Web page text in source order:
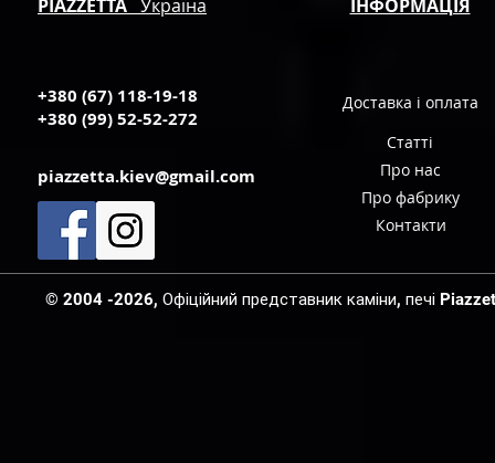
PIAZZETTA Україна ІНФОРМАЦІЯ
+380 (67) 118-19-18
+380 (99) 52-52-272
Доставка і оплата
Статті
piazzetta.kiev@gmail.com
Про нас
Про фабрику
Контакти
© 2004 -2026, Офіційний представник каміни, печі